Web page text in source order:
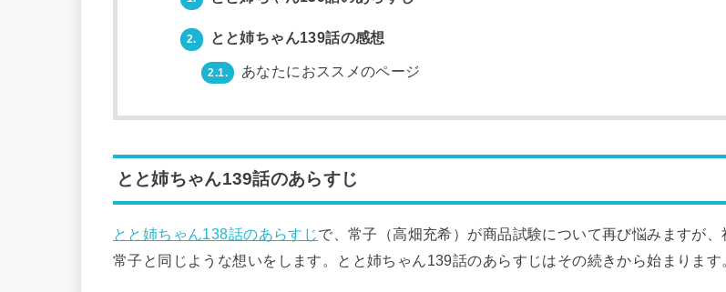
2. とと姉ちゃん139話の感想
2.1. あなたにおススメのページ
とと姉ちゃん139話のあらすじ
とと姉ちゃん138話のあらすじで、常子（高畑充希）が商品試験について再び悩みますが、
常子と同じような想いをします。とと姉ちゃん139話のあらすじはその続きから始まります